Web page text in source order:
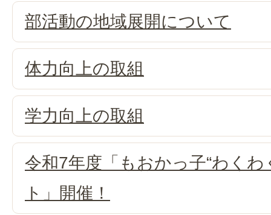
部活動の地域展開について
体力向上の取組
学力向上の取組
令和7年度「もおかっ子“わく
ト」開催！